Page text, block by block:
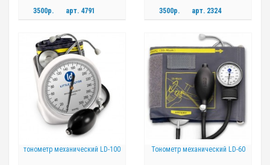
3500р.
арт. 4791 3500р. арт. 2324
тонометр механический LD-100 Тонометр механический LD-60